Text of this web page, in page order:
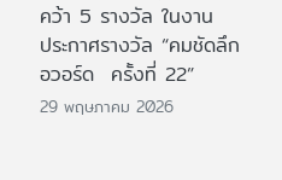
คว้า 5 รางวัล ในงาน
ประกาศรางวัล “คมชัดลึก
อวอร์ด ครั้งที่ 22”
29 พฤษภาคม 2026